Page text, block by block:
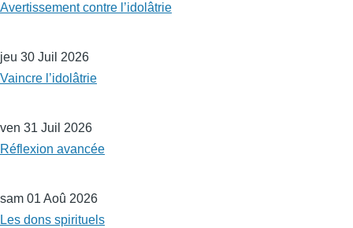
Avertissement contre l’idolâtrie
jeu 30 Juil 2026
Vaincre l’idolâtrie
ven 31 Juil 2026
Réflexion avancée
sam 01 Aoû 2026
Les dons spirituels